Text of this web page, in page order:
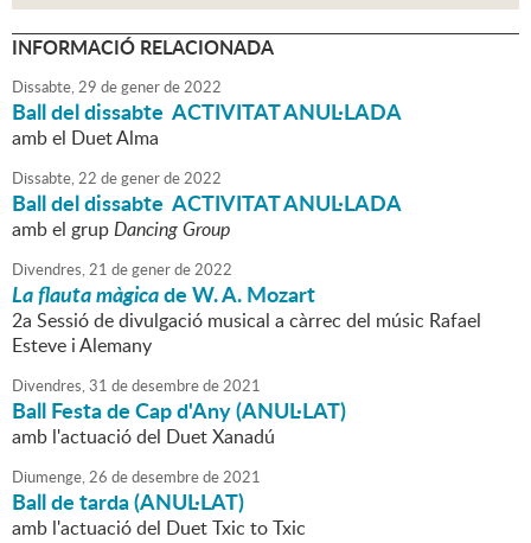
INFORMACIÓ RELACIONADA
Dissabte,29 degenerde2022
Ball del dissabte ACTIVITAT ANUL·LADA
amb el Duet Alma
Dissabte,22 degenerde2022
Ball del dissabte ACTIVITAT ANUL·LADA
amb el grupDancing Group
Divendres,21 degenerde2022
La flauta màgicade W. A. Mozart
2a Sessió de divulgació musical a càrrec del músic Rafael
Esteve i Alemany
Divendres,31 dedesembrede2021
Ball Festa de Cap d'Any (ANUL·LAT)
amb l'actuació del Duet Xanadú
Diumenge,26 dedesembrede2021
Ball de tarda (ANUL·LAT)
amb l'actuació del Duet Txic to Txic